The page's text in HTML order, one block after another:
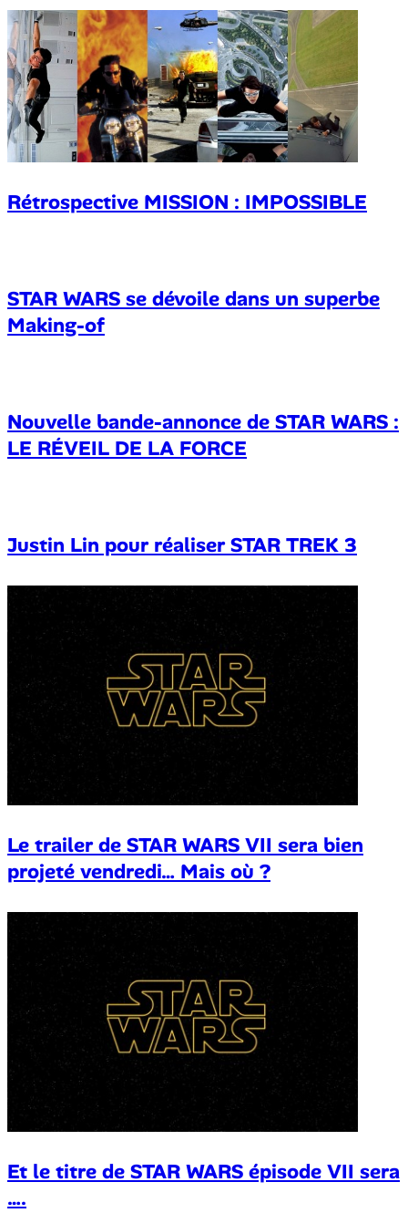
Rétrospective MISSION : IMPOSSIBLE
STAR WARS se dévoile dans un superbe
Making-of
Nouvelle bande-annonce de STAR WARS :
LE RÉVEIL DE LA FORCE
Justin Lin pour réaliser STAR TREK 3
Le trailer de STAR WARS VII sera bien
projeté vendredi… Mais où ?
Et le titre de STAR WARS épisode VII sera
….